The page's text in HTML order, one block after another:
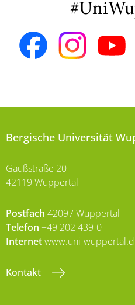
Bergische Universität
Gaußstraße 20
42119 Wuppertal
Postfach 42097 Wuppertal
Telefon +49 202 439-0
Internetwww.uni-
Kontakt